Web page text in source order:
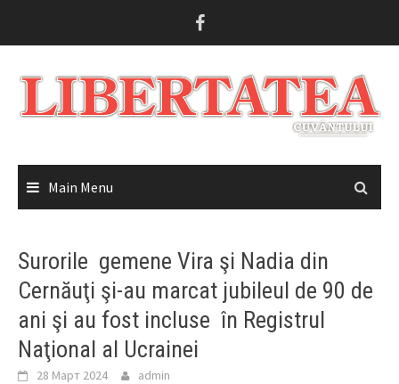
Main Menu
Surorile gemene Vira şi Nadia din
Cernăuţi şi-au marcat jubileul de 90 de
ani şi au fost incluse în Registrul
Naţional al Ucrainei
28 Март 2024 admin